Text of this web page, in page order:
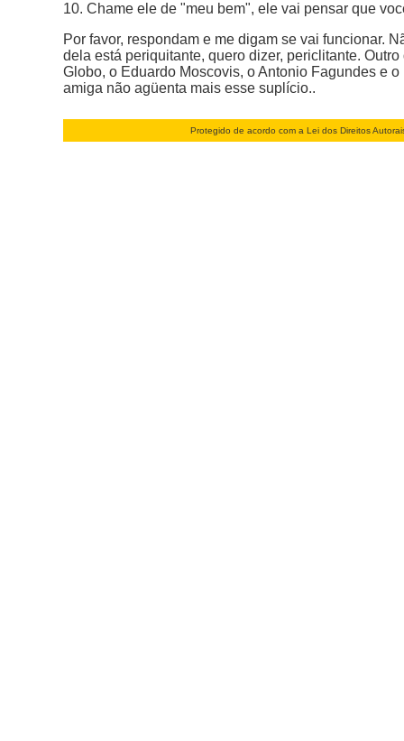
10. Chame ele de "meu bem", ele vai pensar que
Por favor, respondam e me digam se vai funcionar.
dela está periquitante, quero dizer, periclitante.
Globo, o Eduardo Moscovis, o Antonio Fagundes e
amiga não agüenta mais esse suplício..
Protegido de acordo com a Lei dos Direitos